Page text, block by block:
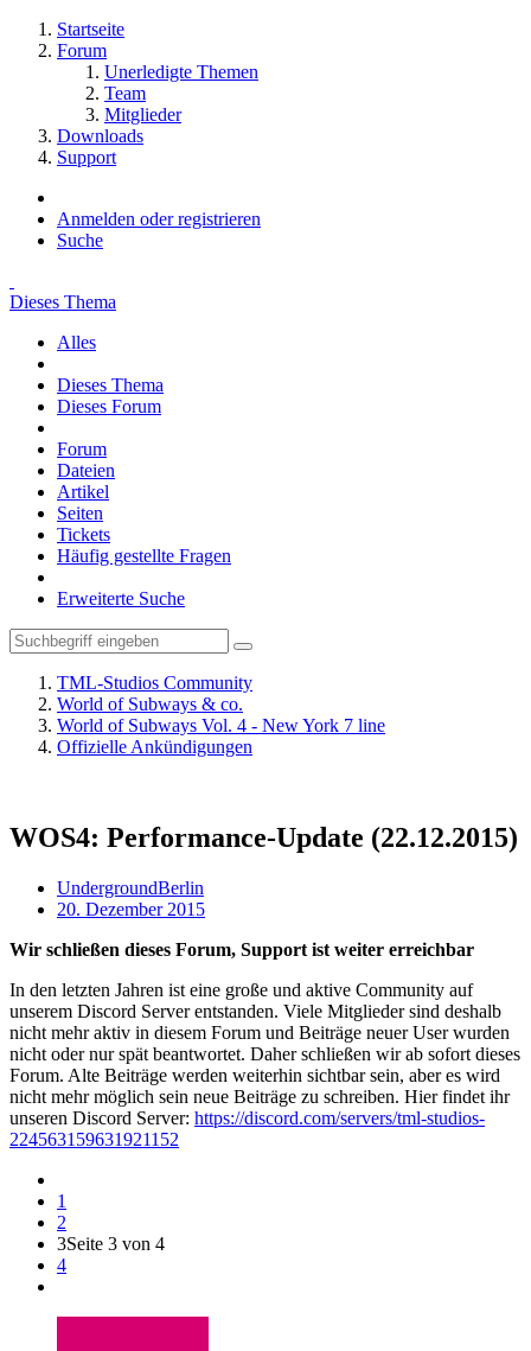
Startseite
Forum
Unerledigte Themen
Team
Mitglieder
Downloads
Support
Anmelden oder registrieren
Suche
Dieses Thema
Alles
Dieses Thema
Dieses Forum
Forum
Dateien
Artikel
Seiten
Tickets
Häufig gestellte Fragen
Erweiterte Suche
TML-Studios Community
World of Subways & co.
World of Subways Vol. 4 - New York 7 line
Offizielle Ankündigungen
WOS4: Performance-Update (22.12.2015)
UndergroundBerlin
20. Dezember 2015
Wir schließen dieses Forum, Support ist weiter erreichbar
In den letzten Jahren ist eine große und aktive Community auf
unserem Discord Server entstanden. Viele Mitglieder sind deshalb
nicht mehr aktiv in diesem Forum und Beiträge neuer User wurden
nicht oder nur spät beantwortet. Daher schließen wir ab sofort dieses
Forum. Alte Beiträge werden weiterhin sichtbar sein, aber es wird
nicht mehr möglich sein neue Beiträge zu schreiben. Hier findet ihr
unseren Discord Server: https://discord.com/servers/tml-studios-
224563159631921152
1
2
3Seite 3 von 4
4